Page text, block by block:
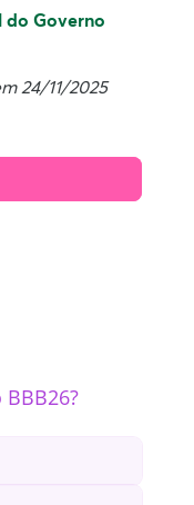
Governo
24/11/2025